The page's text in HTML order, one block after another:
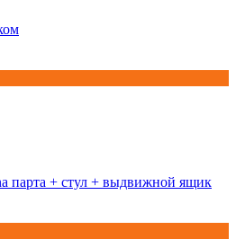
парта + стул + выдвижной ящик